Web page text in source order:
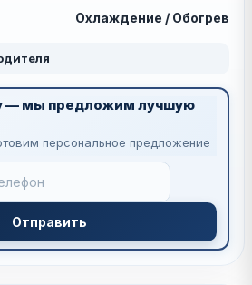
Охлаждение / Обогрев
— мы предложим лучшую
персональное предложение
Отправить